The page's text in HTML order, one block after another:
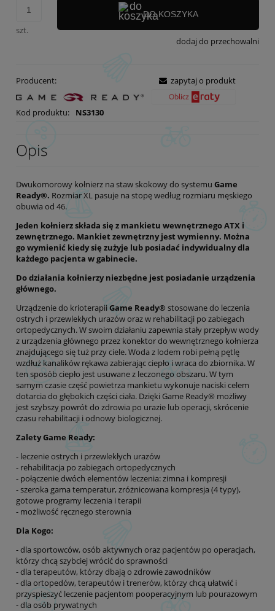
szt.
DO KOSZYKA
dodaj do przechowalni
Producent:
Kod produktu: NS3130
zapytaj o produkt
Opis
Dwukomorowy kołnierz na staw skokowy do systemu Game
Ready®. Rozmiar XL pasuje na stopę według rozmiaru męskiego
obuwia od 46.
Jeden kołnierz składa się z mankietu wewnętrznego ATX i
zewnętrznego. Mankiet zewnętrzny jest wymienny. Można
go wymienić kiedy się zużyje lub posiadać indywidualny dla
każdego pacjenta w gabinecie.
Do działania kołnierzy niezbędne jest posiadanie urządzenia
głównego.
Urządzenie do krioterapiiGame Ready® stosowane do leczenia
ostrych i przewlekłych urazów oraz w rehabilitacji po zabiegach
ortopedycznych. W swoim działaniu zapewnia stały przepływ wody
z urządzenia głównego przez konektor do wewnętrznego kołnierza
znajdującego się tuż przy ciele. Woda z lodem robi pełną pętlę
wzdłuż kanalików rękawa zabierając ciepło i wraca do zbiornika. W
ten sposób ciepło jest usuwane z leczonego obszaru. W tym
samym czasie część powietrza mankietu wykonuje naciski celem
dotarcia do głębokich części ciała. Dzięki Game Ready® możliwy
jest szybszy powrót do zdrowia po urazie lub operacji, skrócenie
czasu rehabilitacji i odnowy biologicznej.
Zalety Game Ready:
- leczenie ostrych i przewlekłych urazów
- rehabilitacja po zabiegach ortopedycznych
- połączenie dwóch elementów leczenia: zimna i kompresji
- szeroka gama temperatur, zróżnicowana kompresja (4 typy),
gotowe programy leczenia i terapii
- możliwość ręcznego sterownia
Dla Kogo:
- dla sportowców, osób aktywnych oraz pacjentów po operacjach,
którzy chcą szybciej wrócić do sprawności
- dla terapeutów, którzy dbają o zdrowie zawodników
- dla ortopedów, terapeutów i trenerów, którzy chcą ułatwić i
przyspieszyć leczenie pacjentom pooperacyjnym lub pourazowym
- dla osób prywatnych